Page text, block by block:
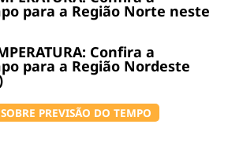
para a Região Norte neste
Confira a
para a Região Nordeste
PREVISÃO DO TEMPO